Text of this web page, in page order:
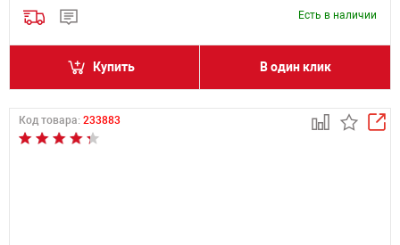
Есть в наличии
Купить В один клик
Код товара: 233883